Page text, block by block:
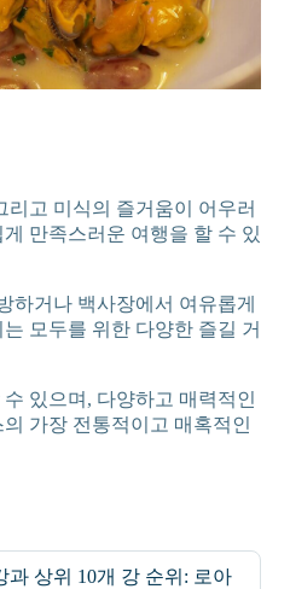
리고 미식의 즐거움이 어우러
만족스러운 여행을 할 수 있
하거나 백사장에서 여유롭게
모두를 위한 다양한 즐길 거
있으며, 다양하고 매력적인
가장 전통적이고 매혹적인
과 상위 10개 강 순위: 로아